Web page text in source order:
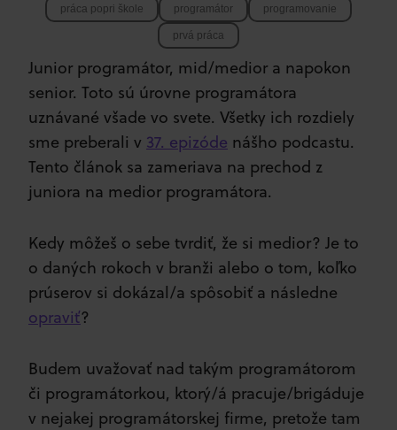
práca popri škole programátor programovanie
prvá práca
Junior programátor, mid/medior a napokon
senior. Toto sú úrovne programátora
uznávané všade vo svete. Všetky ich rozdiely
sme preberali v 37. epizóde nášho podcastu.
Tento článok sa zameriava na prechod z
juniora na medior programátora.
Kedy môžeš o sebe tvrdiť, že si medior? Je to
o daných rokoch v branži alebo o tom, koľko
prúserov si dokázal/a spôsobiť a následne
opraviť?
Budem uvažovať nad takým programátorom
či programátorkou, ktorý/á pracuje/brigáduje
v nejakej programátorskej firme, pretože tam